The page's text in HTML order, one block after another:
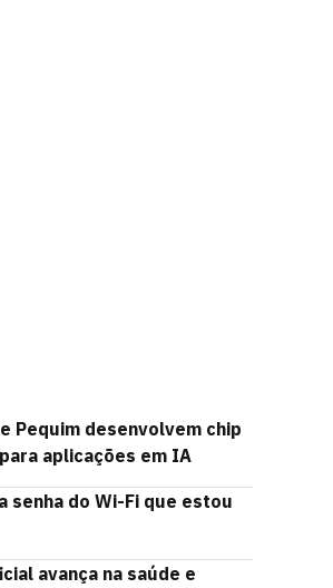
Pequim desenvolvem chip
aplicações em IA
senha do Wi-Fi que estou
avança na saúde e